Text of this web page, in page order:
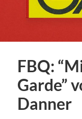
FBQ:
Garde”
Danner